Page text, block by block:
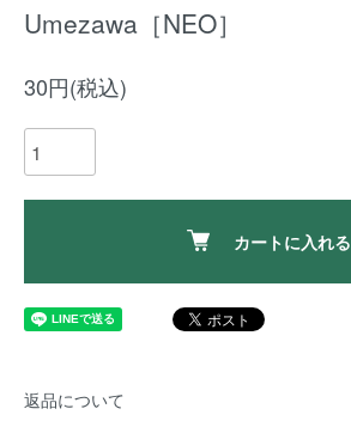
Umezawa［NEO］
30円(税込)
カートに入れる
返品について